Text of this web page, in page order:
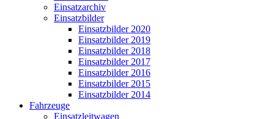
Einsatzarchiv
Einsatzbilder
Einsatzbilder 2020
Einsatzbilder 2019
Einsatzbilder 2018
Einsatzbilder 2017
Einsatzbilder 2016
Einsatzbilder 2015
Einsatzbilder 2014
Fahrzeuge
Einsatzleitwagen